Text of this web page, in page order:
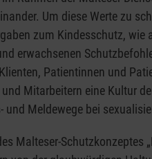
Um diese Werte zu
zum Kindesschutz,
erwachsenen
Patientinnen und
Mitarbeitern eine Kultur
und Meldewege bei
Malteser-